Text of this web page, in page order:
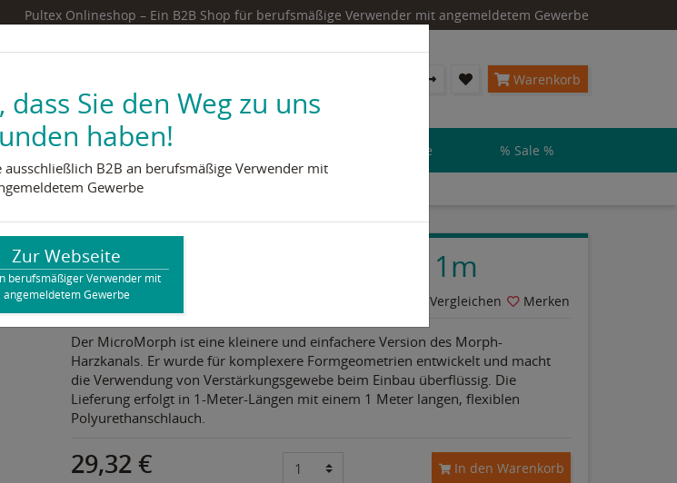
Pultex Onlineshop – Ein B2B Shop für berufsmäßige Verwender mit angemeldetem Gewerbe
Warenkorb
Werkzeug & Zubehör Harzsysteme & Flüssigkunststoffe % Sale %
Runner 1m
MicroMorph Resin Runner 1m
Artikelnummer: 102157 Vergleichen Merken
Der MicroMorph ist eine kleinere und einfachere Version des Morph-
Harzkanals. Er wurde für komplexere Formgeometrien entwickelt und macht
die Verwendung von Verstärkungsgewebe beim Einbau überflüssig. Die
Lieferung erfolgt in 1-Meter-Längen mit einem 1 Meter langen, flexiblen
Polyurethanschlauch.
29,32 € In den Warenkorb
Sie den Weg zu uns
haben!
B2B an berufsmäßige Verwender mit
Gewerbe
Zur Webseite
berufsmäßiger Verwender mit
angemeldetem Gewerbe